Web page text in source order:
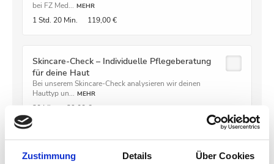
Zustimmung Details Über Cookies